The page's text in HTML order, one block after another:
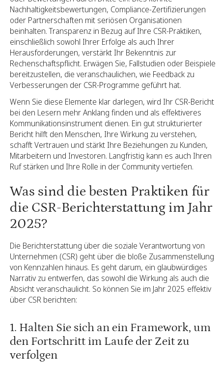
Nachhaltigkeitsbewertungen, Compliance-Zertifizierungen
oder Partnerschaften mit seriösen Organisationen
beinhalten. Transparenz in Bezug auf Ihre CSR-Praktiken,
einschließlich sowohl Ihrer Erfolge als auch Ihrer
Herausforderungen, verstärkt Ihr Bekenntnis zur
Rechenschaftspflicht. Erwägen Sie, Fallstudien oder Beispiele
bereitzustellen, die veranschaulichen, wie Feedback zu
Verbesserungen der CSR-Programme geführt hat.
Wenn Sie diese Elemente klar darlegen, wird Ihr CSR-Bericht
bei den Lesern mehr Anklang finden und als effektiveres
Kommunikationsinstrument dienen. Ein gut strukturierter
Bericht hilft den Menschen, Ihre Wirkung zu verstehen,
schafft Vertrauen und stärkt Ihre Beziehungen zu Kunden,
Mitarbeitern und Investoren. Langfristig kann es auch Ihren
Ruf stärken und Ihre Rolle in der Community vertiefen.
Was sind die besten Praktiken für
die CSR-Berichterstattung im Jahr
2025?
Die Berichterstattung über die soziale Verantwortung von
Unternehmen (CSR) geht über die bloße Zusammenstellung
von Kennzahlen hinaus. Es geht darum, ein glaubwürdiges
Narrativ zu entwerfen, das sowohl die Wirkung als auch die
Absicht veranschaulicht. So können Sie im Jahr 2025 effektiv
über CSR berichten:
1. Halten Sie sich an ein Framework, um
den Fortschritt im Laufe der Zeit zu
verfolgen